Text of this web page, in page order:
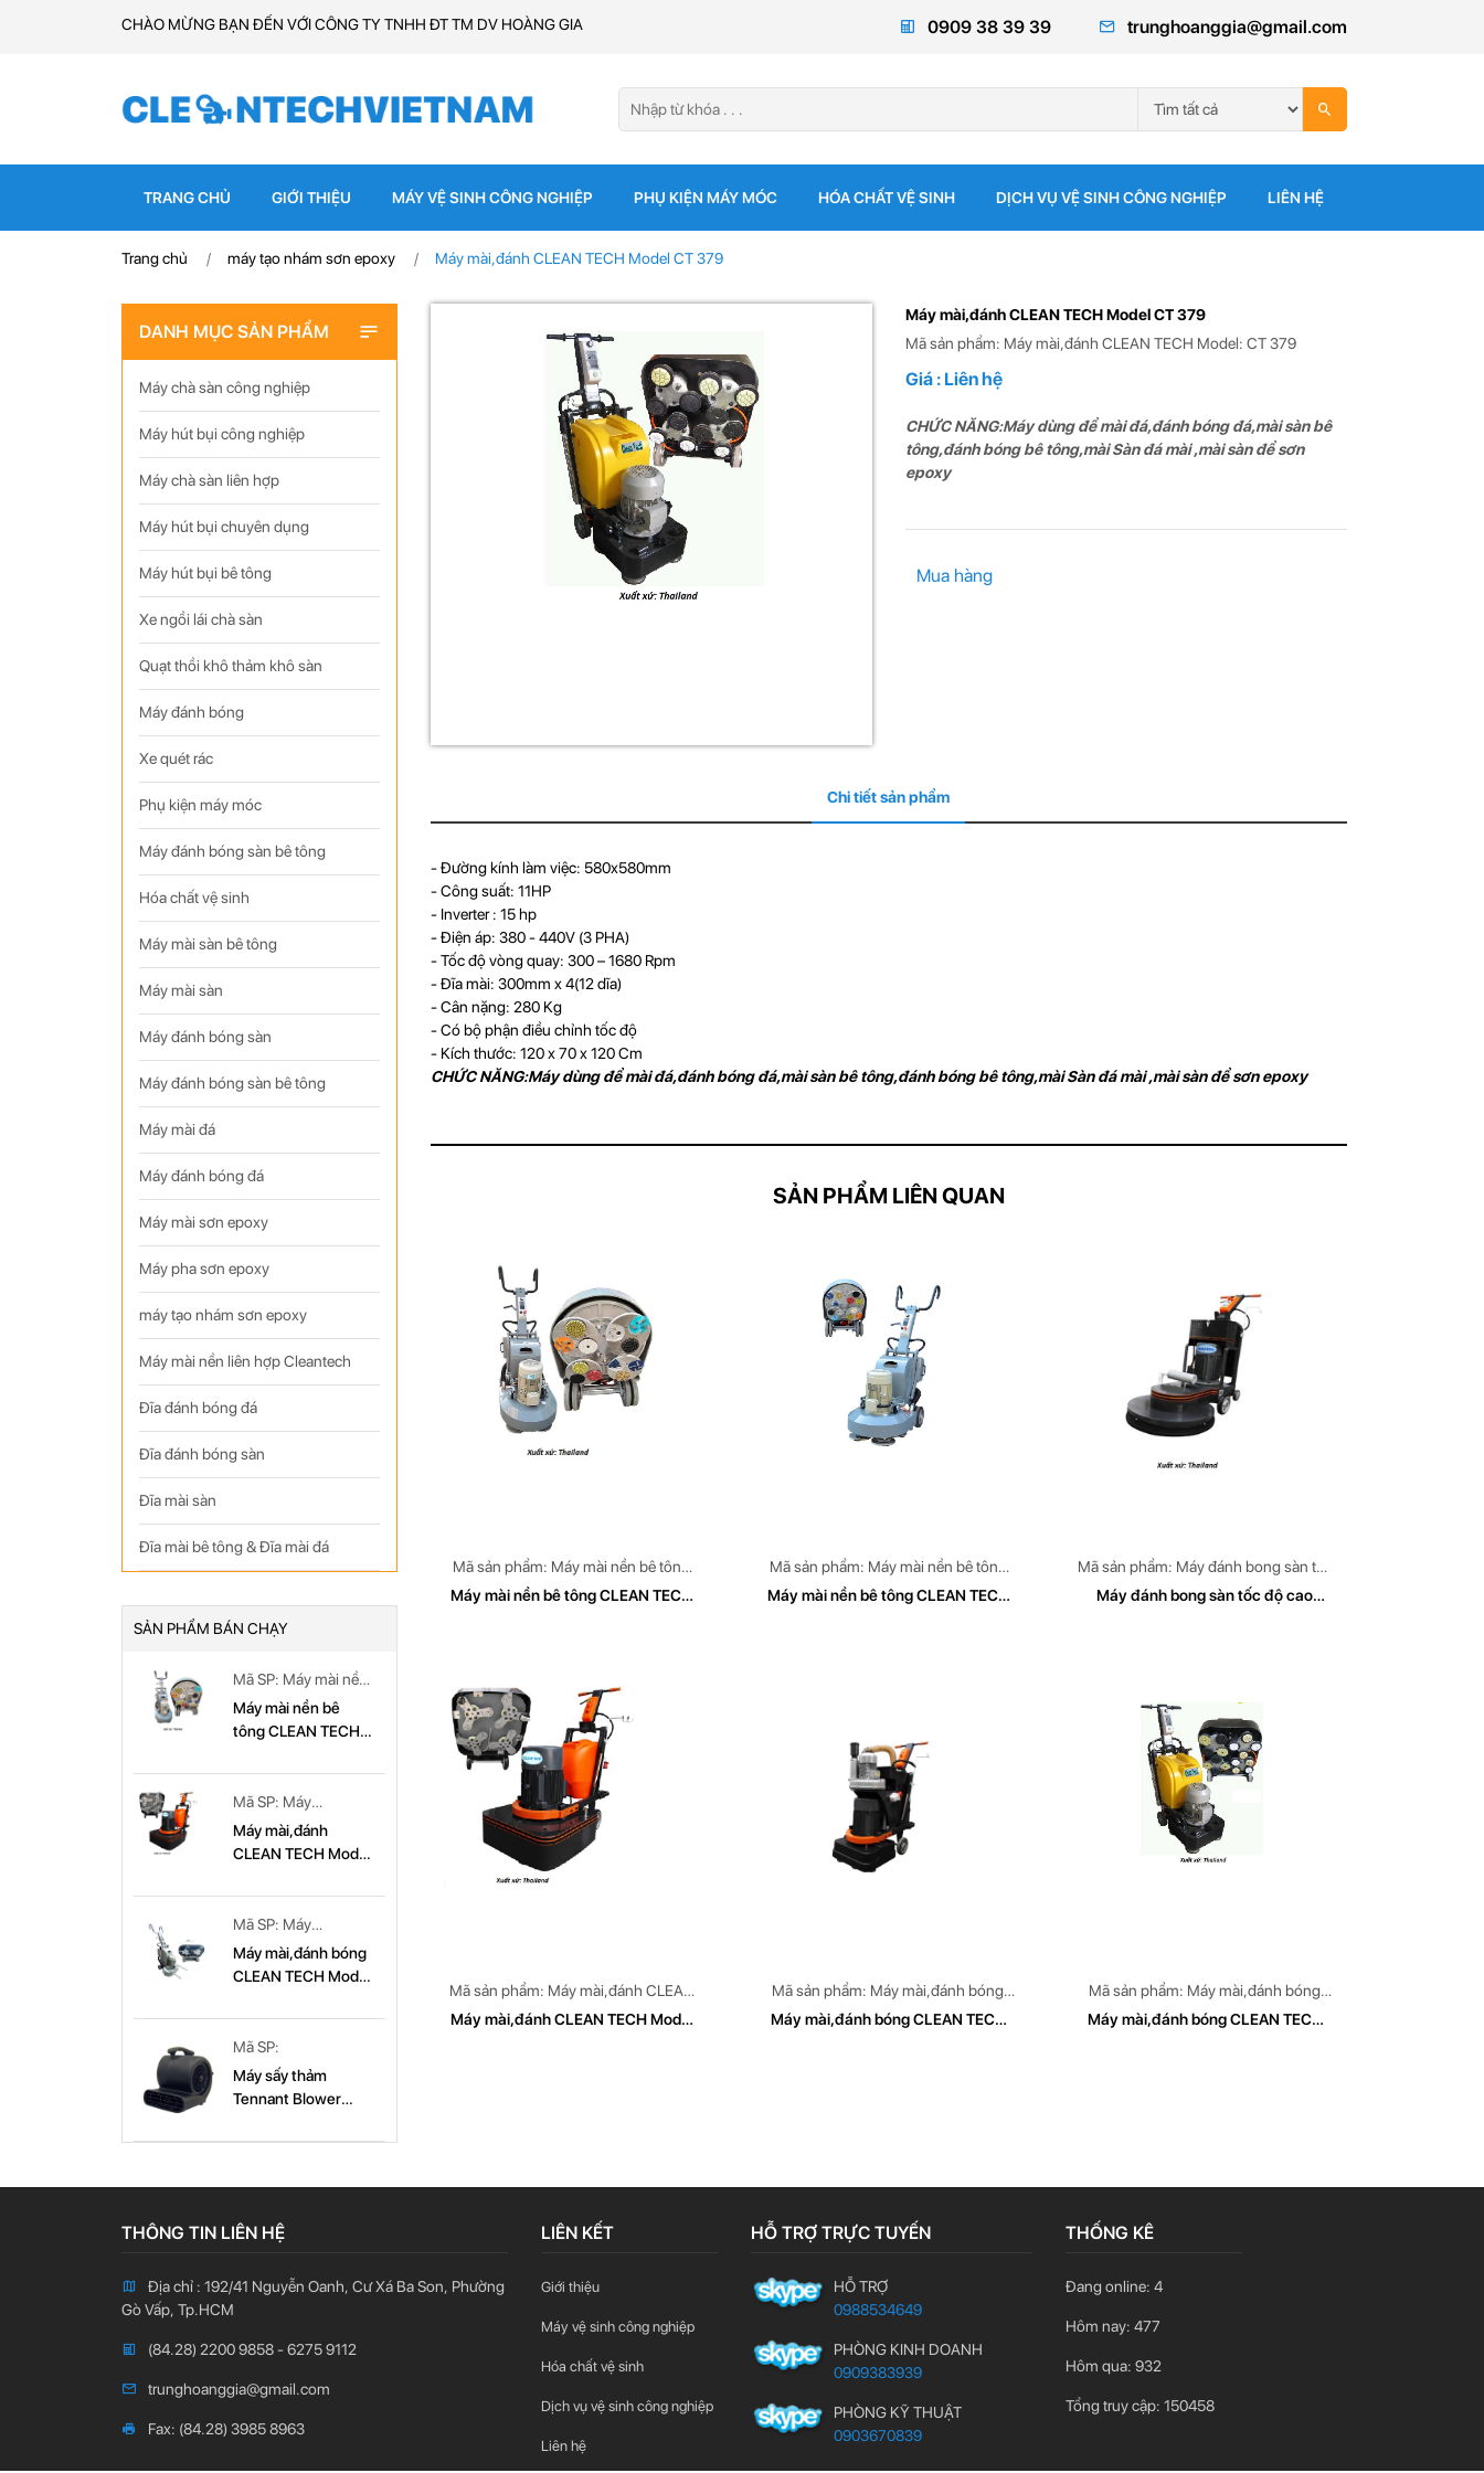
CHÀO MỪNG BẠN ĐẾN VỚI CÔNG TY TNHH ĐT TM DV HOÀNG GIA 0909 38 39 39 trunghoanggia@gmail.com
TRANG CHỦ GIỚI THIỆU MÁY VỆ SINH CÔNG NGHIỆP PHỤ KIỆN MÁY MÓC HÓA CHẤT VỆ SINH DỊCH VỤ VỆ SINH CÔNG NGHIỆP LIÊN HỆ
Trang chủ máy tạo nhám sơn epoxy Máy mài,đánh CLEAN TECH Model CT 379
DANH MỤC SẢN PHẨM
Máy chà sàn công nghiệp
Máy hút bụi công nghiệp
Máy chà sàn liên hợp
Máy hút bụi chuyên dụng
Máy hút bụi bê tông
Xe ngồi lái chà sàn
Quạt thồi khô thảm khô sàn
Máy đánh bóng
Xe quét rác
Phụ kiện máy móc
Máy đánh bóng sàn bê tông
Hóa chất vệ sinh
Máy mài sàn bê tông
Máy mài sàn
Máy đánh bóng sàn
Máy đánh bóng sàn bê tông
Máy mài đá
Máy đánh bóng đá
Máy mài sơn epoxy
Máy pha sơn epoxy
máy tạo nhám sơn epoxy
Máy mài nền liên hợp Cleantech
Đĩa đánh bóng đá
Đĩa đánh bóng sàn
Đĩa mài sàn
Đĩa mài bê tông & Đĩa mài đá
SẢN PHẨM BÁN CHẠY
Mã SP: Máy mài nền
bê tông CLEAN
TECH Model: CT
Máy mài nền bê
tông CLEAN TECH
Mã SP: Máy
mài,đánh CLEAN
TECH Model: CT
Máy mài,đánh
CLEAN TECH Model
Mã SP: Máy
mài,đánh bóng
CLEAN TECH Model:
Máy mài,đánh bóng
CLEAN TECH Model
Mã SP:
Máy sấy thảm
Tennant Blower
Máy mài,đánh CLEAN TECH Model CT 379
Mã sản phẩm: Máy mài,đánh CLEAN TECH Model: CT 379
Giá : Liên hệ
CHỨC NĂNG:Máy dùng để mài đá,đánh bóng đá,mài sàn bê
tông,đánh bóng bê tông,mài Sàn đá mài ,mài sàn để sơn
epoxy
Mua hàng
Chi tiết sản phẩm
- Đường kính làm việc: 580x580mm
- Công suất: 11HP
- Inverter : 15 hp
- Điện áp: 380 - 440V (3 PHA)
- Tốc độ vòng quay: 300 – 1680 Rpm
- Đĩa mài: 300mm x 4(12 dĩa)
- Cân nặng: 280 Kg
- Có bộ phận điều chỉnh tốc độ
- Kích thước: 120 x 70 x 120 Cm
CHỨC NĂNG:Máy dùng để mài đá,đánh bóng đá,mài sàn bê tông,đánh bóng bê tông,mài Sàn đá mài ,mài sàn để sơn epoxy
SẢN PHẨM LIÊN QUAN
Mã sản phẩm: Máy mài nền bê tông
CLEAN TECH Model: CT 779
Máy mài nền bê tông CLEAN TECH
Mã sản phẩm: Máy mài nền bê tông
CLEAN TECH Model: CT 779A
Máy mài nền bê tông CLEAN TECH
Mã sản phẩm: Máy đánh bong sàn tốc
độ cao CLEAN TECH Model: CT
Máy đánh bong sàn tốc độ cao
Mã sản phẩm: Máy mài,đánh CLEAN
TECH Model: CT 679
Máy mài,đánh CLEAN TECH Model
Mã sản phẩm: Máy mài,đánh bóng
CLEAN TECH Model: CT 379W
Máy mài,đánh bóng CLEAN TECH
Mã sản phẩm: Máy mài,đánh bóng
CLEAN TECH Model: CT 479
Máy mài,đánh bóng CLEAN TECH
THÔNG TIN LIÊN HỆ
Địa chỉ : 192/41 Nguyễn Oanh, Cư Xá Ba Son, Phường
Gò Vấp, Tp.HCM
(84.28) 2200 9858 - 6275 9112
trunghoanggia@gmail.com
Fax: (84.28) 3985 8963
LIÊN KẾT
Giới thiệu
Máy vệ sinh công nghiệp
Hóa chất vệ sinh
Dịch vụ vệ sinh công nghiệp
Liên hệ
HỖ TRỢ TRỰC TUYẾN
HỖ TRỢ
0988534649
PHÒNG KINH DOANH
0909383939
PHÒNG KỸ THUẬT
0903670839
THỐNG KÊ
Đang online: 4
Hôm nay: 477
Hôm qua: 932
Tổng truy cập: 150458